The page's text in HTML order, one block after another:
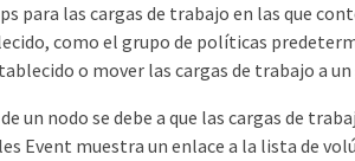
para las cargas de trabajo en las que
como el grupo de políticas
o mover las cargas de trabajo a
un nodo se debe a que las cargas de
Event muestra un enlace a la lista de